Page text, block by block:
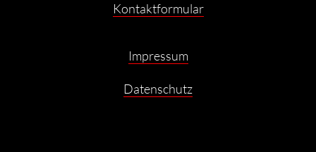
Kontaktformular
Impressum
Datenschutz